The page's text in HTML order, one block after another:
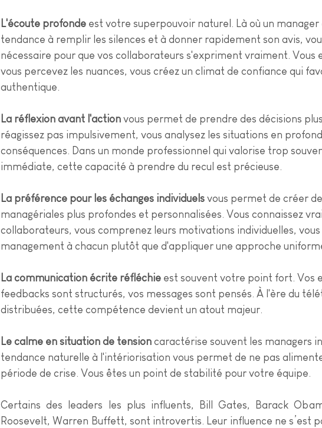
L'écoute profonde est votre superpouvoir naturel. Là où un
tendance à remplir les silences et à donner rapidement son avis,
nécessaire pour que vos collaborateurs s'expriment vraiment. Vous
vous percevez les nuances, vous créez un climat de confiance qui
authentique.
La réflexion avant l'action vous permet de prendre des décisions
réagissez pas impulsivement, vous analysez les situations en
conséquences. Dans un monde professionnel qui valorise trop
immédiate, cette capacité à prendre du recul est précieuse.
La préférence pour les échanges individuels vous permet de créer
managériales plus profondes et personnalisées. Vous connaissez
collaborateurs, vous comprenez leurs motivations individuelles,
management à chacun plutôt que d'appliquer une approche
La communication écrite réfléchie est souvent votre point fort. Vos
feedbacks sont structurés, vos messages sont pensés. À l'ère du
distribuées, cette compétence devient un atout majeur.
Le calme en situation de tension caractérise souvent les managers
tendance naturelle à l'intériorisation vous permet de ne pas
période de crise. Vous êtes un point de stabilité pour votre équipe.
Certains des leaders les plus influents, Bill Gates, Barack
Roosevelt, Warren Buffett, sont introvertis. Leur influence ne s’est